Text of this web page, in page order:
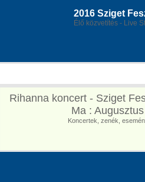
2016 Sziget
Élő közvetítés - Live
Rihanna koncert - Sziget
Ma :
Koncertek, zenék,